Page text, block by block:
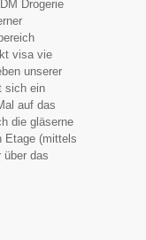
Drogerie
visa vie
unserer
sich ein
auf das
die gläserne
Etage (mittels
über das